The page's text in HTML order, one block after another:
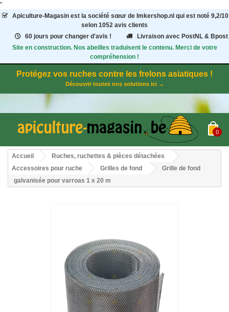
"
Apiculture-Magasinest la société sœur de Imkershop.nl qui est noté 9,2/10
selon 1052 avis clients
60 jours pour changer d'avis !
Livraison avec PostNL & Bpost
Site en construction. Nos abeilles traduisent le contenu. Merci de votre
compréhension !
Protégez vos ruches contre les frelons asiatiques !
Découvrir toutes nos solutions ici →
0
Accueil
Ruches, ruchettes & pièces détachées
Accessoires pour ruche
Grilles de fond
Grille de fond
galvanisée pour varroas 1 x 20 m